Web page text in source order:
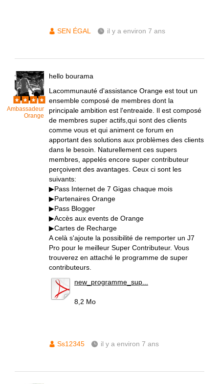
SEN ÉGAL il y a environ 7 ans
Ambassadeur
Orange
hello bourama
Lacommunauté d'assistance Orange est tout un
ensemble composé de membres dont la
principale ambition est l'entreaide. Il est composé
de membres super actifs,qui sont des clients
comme vous et qui animent ce forum en
apportant des solutions aux problèmes des clients
dans le besoin. Naturellement ces supers
membres, appelés encore super contributeur
perçoivent des avantages. Ceux ci sont les
suivants:
▶Pass Internet de 7 Gigas chaque mois
▶Partenaires Orange
▶Pass Blogger
▶Accès aux events de Orange
▶Cartes de Recharge
A celà s'ajoute la possibilité de remporter un J7
Pro pour le meilleur Super Contributeur. Vous
trouverez en attaché le programme de super
contributeurs.
new_programme_sup...
8,2 Mo
Ss12345 il y a environ 7 ans